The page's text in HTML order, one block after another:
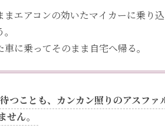
エアコンの効いたマイカーに乗り
に乗ってそのまま自宅へ帰る。
つことも、カンカン照りのアスフ
ん。